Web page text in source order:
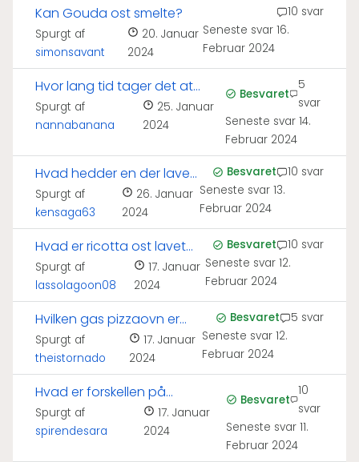
Kan Gouda ost smelte?
Spurgt af
simonsavant
20. Januar
2024
10 svar
Seneste svar 16.
Februar 2024
Hvor lang tid tager det at
varme en pizzaovn op?
Spurgt af
nannabanana
25. Januar
2024
Besvaret
5
svar
Seneste svar 14.
Februar 2024
Hvad hedder en der laver
pizza?
Spurgt af
kensaga63
26. Januar
2024
Besvaret
10 svar
Seneste svar13.
Februar 2024
Hvad er ricotta ost lavet
af?
Spurgt af
lassolagoon08
17. Januar
2024
Besvaret
10 svar
Seneste svar 12.
Februar 2024
Hvilken gas pizzaovn er
bedst?
Spurgt af
theistornado
17. Januar
2024
Besvaret
5 svar
Seneste svar 12.
Februar 2024
Hvad er forskellen på
mozzarella og
bøffelmozzarella?
Spurgt af
spirendesara
17. Januar
2024
Besvaret
10
svar
Seneste svar 11.
Februar 2024